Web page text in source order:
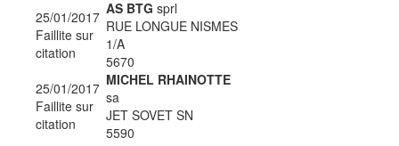
25/01/2017
Faillite sur
citation
AS BTG sprl
RUE LONGUE NISMES
1/A
5670
25/01/2017
Faillite sur
citation
MICHEL RHAINOTTE
sa
JET SOVET SN
5590